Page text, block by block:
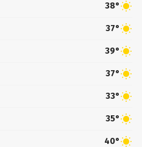
38°
37°
39°
37°
33°
35°
40°